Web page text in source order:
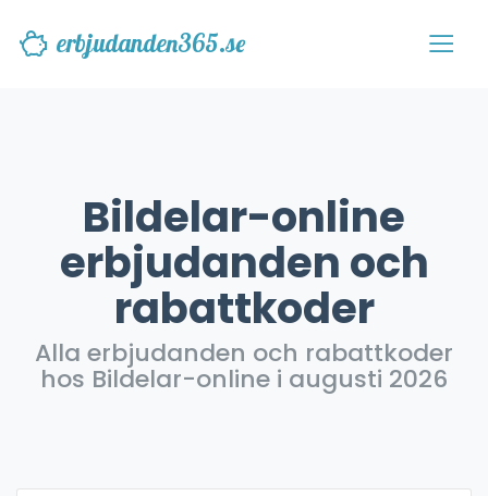
erbjudanden365.se
Bildelar-online
erbjudanden och
rabattkoder
Alla erbjudanden och rabattkoder
hos Bildelar-online i augusti 2026